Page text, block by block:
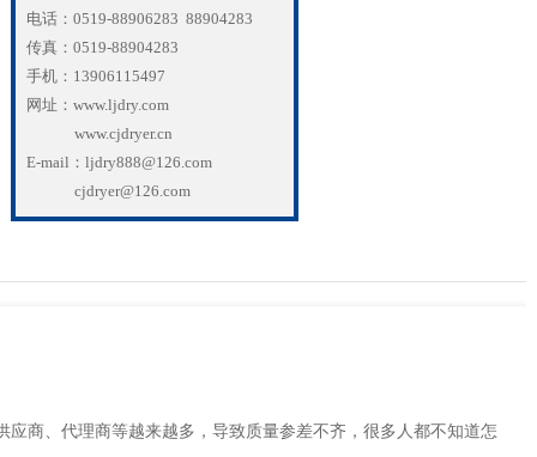
电话：0519-88906283 88904283
传真：0519-88904283
手机：13906115497
网址：www.ljdry.com
www.cjdryer.cn
E-mail：ljdry888@126.com
cjdryer@126.com
商、代理商等越来越多，导致质量参差不齐，很多人都不知道怎